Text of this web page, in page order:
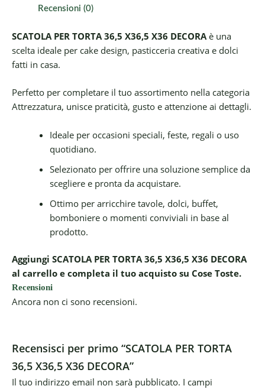
Recensioni (0)
SCATOLA PER TORTA 36,5 X36,5 X36 DECORAè una
scelta ideale per cake design, pasticceria creativa e dolci
fatti in casa.
Perfetto per completare il tuo assortimento nella categoria
Attrezzatura, unisce praticità, gusto e attenzione ai dettagli.
Ideale per occasioni speciali, feste, regali o uso
quotidiano.
Selezionato per offrire una soluzione semplice da
scegliere e pronta da acquistare.
Ottimo per arricchire tavole, dolci, buffet,
bomboniere o momenti conviviali in base al
prodotto.
Aggiungi SCATOLA PER TORTA 36,5 X36,5 X36 DECORA
al carrello e completa il tuo acquisto su Cose Toste.
Recensioni
Ancora non ci sono recensioni.
Recensisci per primo “SCATOLA PER TORTA
36,5 X36,5 X36 DECORA”
Il tuo indirizzo email non sarà pubblicato. I campi